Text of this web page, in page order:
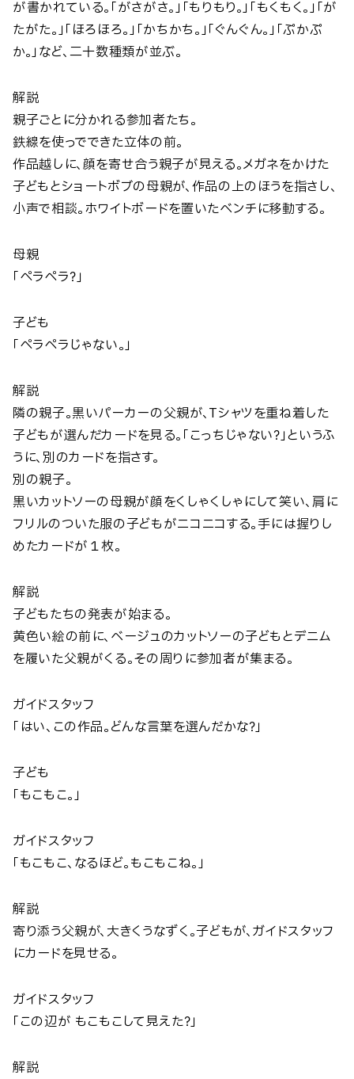
が書かれている。「がさがさ。」「もりもり。」「もくもく。」「が
たがた。」「ほろほろ。」「かちかち。」「ぐんぐん。」「ぷかぷ
か。」など、二十数種類が並ぶ。
解説
親子ごとに分かれる参加者たち。
鉄線を使っでできた立体の前。
作品越しに、顔を寄せ合う親子が見える。メガネをかけた
子どもとショートボブの母親が、作品の上のほうを指さし、
小声で相談。ホワイトボードを置いたベンチに移動する。
母親
「ペラペラ？」
子ども
「ペラペラじゃない。」
解説
隣の親子。黒いパーカーの父親が、Tシャツを重ね着した
子どもが選んだカードを見る。「こっちじゃない？」というふ
うに、別のカードを指さす。
別の親子。
黒いカットソーの母親が顔をくしゃくしゃにして笑い、肩に
フリルのついた服の子どもがニコニコする。手には握りし
めたカードが１枚。
解説
子どもたちの発表が始まる。
黄色い絵の前に、ベージュのカットソーの子どもとデニム
を履いた父親がくる。その周りに参加者が集まる。
ガイドスタッフ
「はい、この作品。どんな言葉を選んだかな？」
子ども
「もこもこ。」
ガイドスタッフ
「もこもこ、なるほど。もこもこね。」
解説
寄り添う父親が、大きくうなずく。子どもが、ガイドスタッフ
にカードを見せる。
ガイドスタッフ
「この辺が もこもこして見えた？」
解説